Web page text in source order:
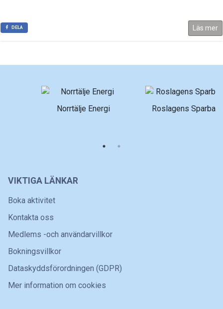
DELA Läs mer
Norrtälje Energi Roslagens Sparbank
VIKTIGA LÄNKAR
Boka aktivitet
Kontakta oss
Medlems -och användarvillkor
Bokningsvillkor
Dataskyddsförordningen (GDPR)
Mer information om cookies